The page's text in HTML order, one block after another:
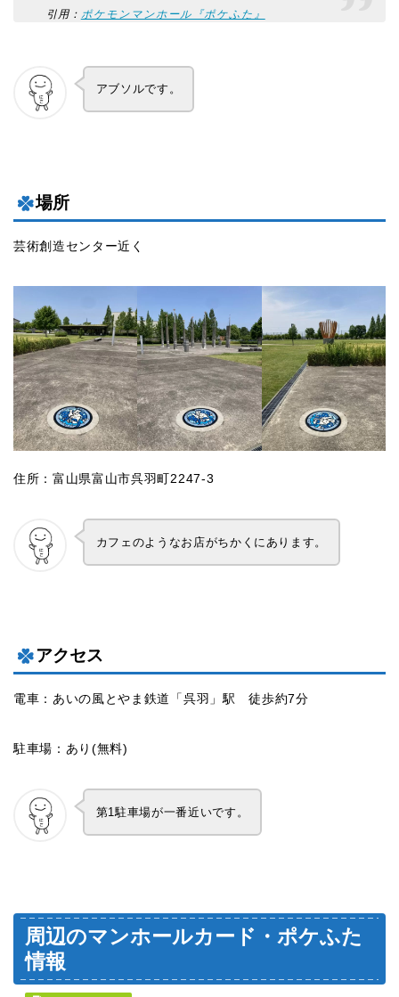
引用： ポケモンマンホール『ポケふた』
アブソルです。
場所
芸術創造センター近く
住所：富山県富山市呉羽町2247-3
カフェのようなお店がちかくにあります。
アクセス
電車：あいの風とやま鉄道「呉羽」駅 徒歩約7分
駐車場：あり(無料)
第1駐車場が一番近いです。
周辺のマンホールカード・ポケふた
情報